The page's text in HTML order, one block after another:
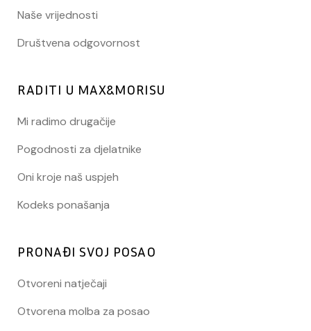
Naše vrijednosti
Društvena odgovornost
RADITI U MAX&MORISU
Mi radimo drugačije
Pogodnosti za djelatnike
Oni kroje naš uspjeh
Kodeks ponašanja
PRONAĐI SVOJ POSAO
Otvoreni natječaji
Otvorena molba za posao